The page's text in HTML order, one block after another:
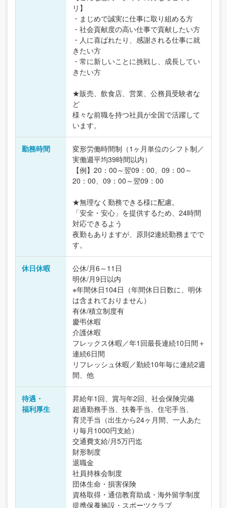
リ】
・まじめで誠実に仕事に取り組める方
・社会貢献度の高い仕事で貢献したい方
・人に喜ばれたり、感謝される仕事に就
きたい方
・常に新しいことに挑戦し、成長してい
きたい方
★販売、飲食店、営業、公務員受験者な
ど
様々な前職を持つ社員が全国で活躍して
います。
勤務時間
変形労働時間制（1ヶ月単位のシフト制／
実働週平均39時間以内）
【例】20：00～翌09：00、09：00～
20：00、09：00～翌09：00
★無理なく勤務できる様に配慮。
「安全・安心」を提供するため、24時間
対応できるよう
夜勤もありますが、原則2連続勤務までで
す。
休日休暇
公休/月6～11日
明休/月9日以内
※年間休日104日（年間休日日数に、明休
は含まれておりません）
有休/積立制度有
慶弔休暇
介護休暇
フレックス休暇／年1回最長連続10日間＋
連続6日間
リフレッシュ休暇／勤続10年毎に連続2週
間、他
待遇・
福利厚生
昇給年1回、賞与年2回、社会保険完備
超過勤務手当、扶養手当、住宅手当、
育児手当（出生から24ヶ月間、一人あた
り毎月1000円支給）
交通費支給/月5万円迄
財形制度
退職金
社員持株会制度
団体生命・損害保険
資格取得・通信教育助成・海外留学制度
提携保養施設・スポーツクラブ